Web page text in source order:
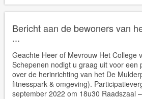
Bericht aan de bewoners van
...
Geachte Heer of Mevrouw Het College
Schepenen nodigt u graag uit voor een
over de herinrichting van het De
fitnesspark & omgeving).
september 2022 om 18u30 Raadszaal